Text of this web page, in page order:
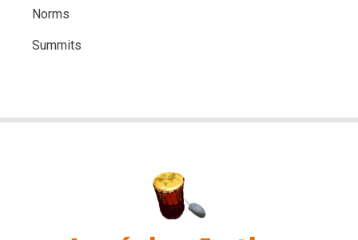
Norms
Summits